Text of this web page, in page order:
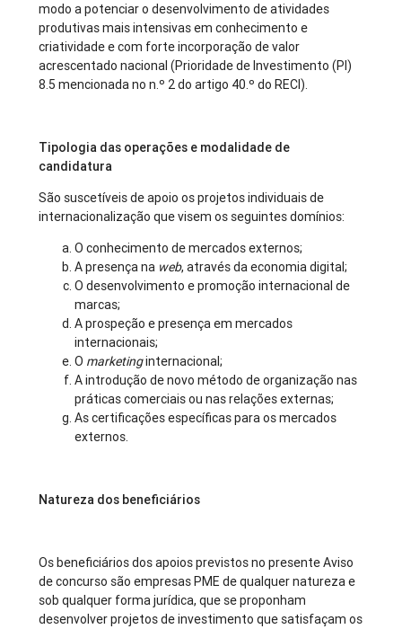
modo a potenciar o desenvolvimento de atividades
produtivas mais intensivas em conhecimento e
criatividade e com forte incorporação de valor
acrescentado nacional (Prioridade de Investimento (PI)
8.5 mencionada no n.º 2 do artigo 40.º do RECI).
Tipologia das operações e modalidade de
candidatura
São suscetíveis de apoio os projetos individuais de
internacionalização que visem os seguintes domínios:
O conhecimento de mercados externos;
A presença na web, através da economia digital;
O desenvolvimento e promoção internacional de
marcas;
A prospeção e presença em mercados
internacionais;
O marketinginternacional;
A introdução de novo método de organização nas
práticas comerciais ou nas relações externas;
As certificações específicas para os mercados
externos.
Natureza dos beneficiários
Os beneficiários dos apoios previstos no presente Aviso
de concurso são empresas PME de qualquer natureza e
sob qualquer forma jurídica, que se proponham
desenvolver projetos de investimento que satisfaçam os